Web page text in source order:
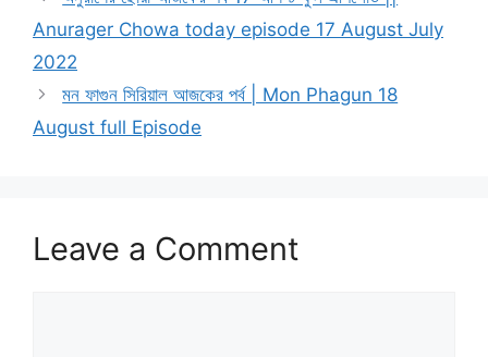
Anurager Chowa today episode 17 August July
2022
মন ফাগুন সিরিয়াল আজকের পর্ব | Mon Phagun 18
August full Episode
Leave a Comment